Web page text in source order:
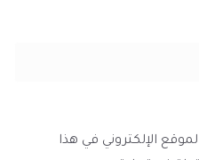
الإلكتروني في هذا